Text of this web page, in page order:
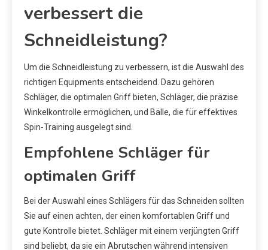
verbessert die
Schneidleistung?
Um die Schneidleistung zu verbessern, ist die Auswahl des
richtigen Equipments entscheidend. Dazu gehören
Schläger, die optimalen Griff bieten, Schläger, die präzise
Winkelkontrolle ermöglichen, und Bälle, die für effektives
Spin-Training ausgelegt sind.
Empfohlene Schläger für
optimalen Griff
Bei der Auswahl eines Schlägers für das Schneiden sollten
Sie auf einen achten, der einen komfortablen Griff und
gute Kontrolle bietet. Schläger mit einem verjüngten Griff
sind beliebt, da sie ein Abrutschen während intensiven